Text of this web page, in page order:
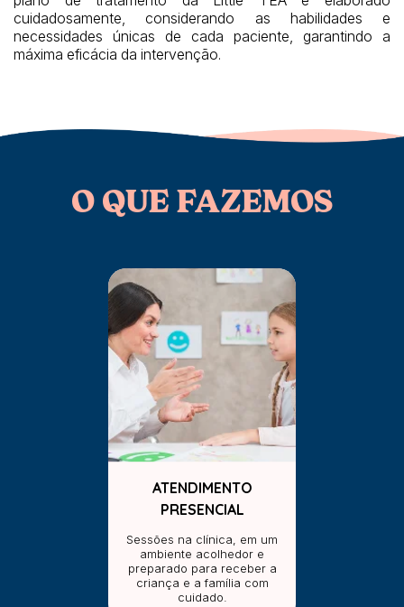
cuidadosamente, considerando as habilidades e
necessidades únicas de cada paciente, garantindo a
máxima eficácia da intervenção.
O QUE FAZEMOS
ATENDIMENTO
PRESENCIAL
Sessões na clínica, em um
ambiente acolhedor e
preparado para receber a
criança e a família com
cuidado.